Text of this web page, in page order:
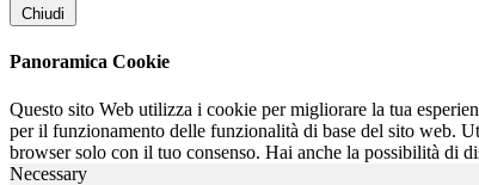
Chiudi
Panoramica Cookie
Questo sito Web utilizza i cookie per migliorare la tua
per il funzionamento delle funzionalità di base del sito web.
browser solo con il tuo consenso. Hai anche la possibilità di
Necessary